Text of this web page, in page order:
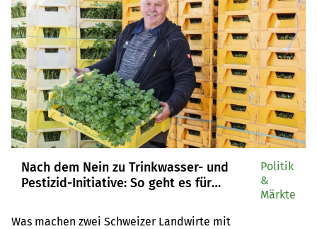
Nach dem Nein zu Trinkwasser- und
Pestizid-Initiative: So geht es für
Was machen zwei Schweizer Landwirte mit
Politik
&
Märkte